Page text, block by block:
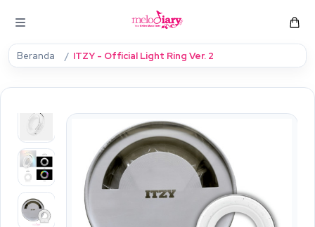
Beranda ITZY - Official Light Ring Ver. 2